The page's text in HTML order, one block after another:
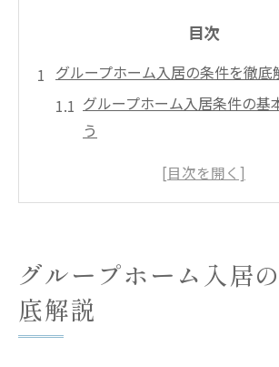
目次
グループホーム入居の条件を徹底
グループホーム入居条件の基
う
障害者も安心できるグループ
認知症以外も含めたグループ
ポイント
グループホーム入居
底解説